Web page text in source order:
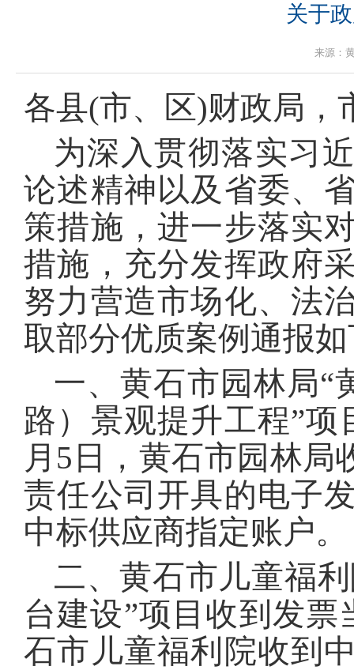
关于
来源：
各县(市、区)财政局，
为深入贯彻落实习
论述精神以及省委、
策措施，进一步落实
措施，充分发挥政府
努力营造市场化、法
取部分优质案例通报
一、黄石市园林局“
路）景观提升工程”项
月5日，黄石市园林局
责任公司开具的电子
中标供应商指定账户。
二、黄石市儿童福
台建设”项目收到发票
石市儿童福利院收到